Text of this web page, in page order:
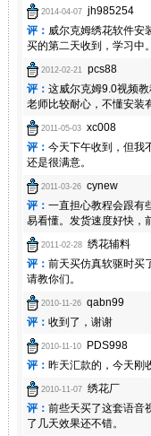
2014-04-07
jh985254
评： 威尔克姆绣花软件安
买的第二天收到，学习中
2012-02-21
pcs88
评： 这威尔克姆9.0视频
老师比较耐心，不懂安装
2011-05-03
xc008
评： 今天下午收到，但我
还是很满意。
2011-03-26
cynew
评： 一直担心教程会跟有
易看懂。发货速度好快，
2011-02-28
绣花辅料
评： 前天买仿真软驱时买
请教你们。
2010-11-26
qabn99
评： 收到了，谢谢
2010-11-10
PDS998
评： 昨天汇款的，今天刚
2010-11-07
绣花厂
评： 前些天买了这套语音
了几天效果还不错。